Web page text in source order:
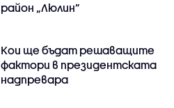
район „Люлин”
Кои ще бъдат решаващите
фактори в президентската
надпревара